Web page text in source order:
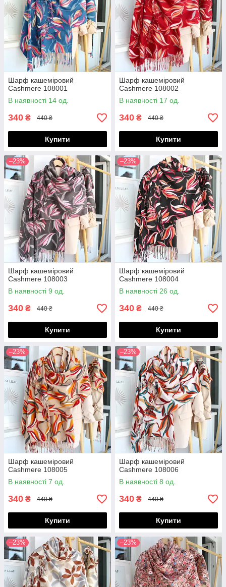
Шарф кашеміровий
Cashmere 108001
В наявності 14 од.
340 ₴ 440 ₴
Купити
Шарф кашеміровий
Cashmere 108002
В наявності 17 од.
340 ₴ 440 ₴
Купити
–23%
Шарф кашеміровий
Cashmere 108003
В наявності 9 од.
340 ₴ 440 ₴
Купити
–23%
Шарф кашеміровий
Cashmere 108004
В наявності 26 од.
340 ₴ 440 ₴
Купити
–23%
Шарф кашеміровий
Cashmere 108005
В наявності 7 од.
340 ₴ 440 ₴
Купити
–23%
Шарф кашеміровий
Cashmere 108006
В наявності 8 од.
340 ₴ 440 ₴
Купити
–23% –23%